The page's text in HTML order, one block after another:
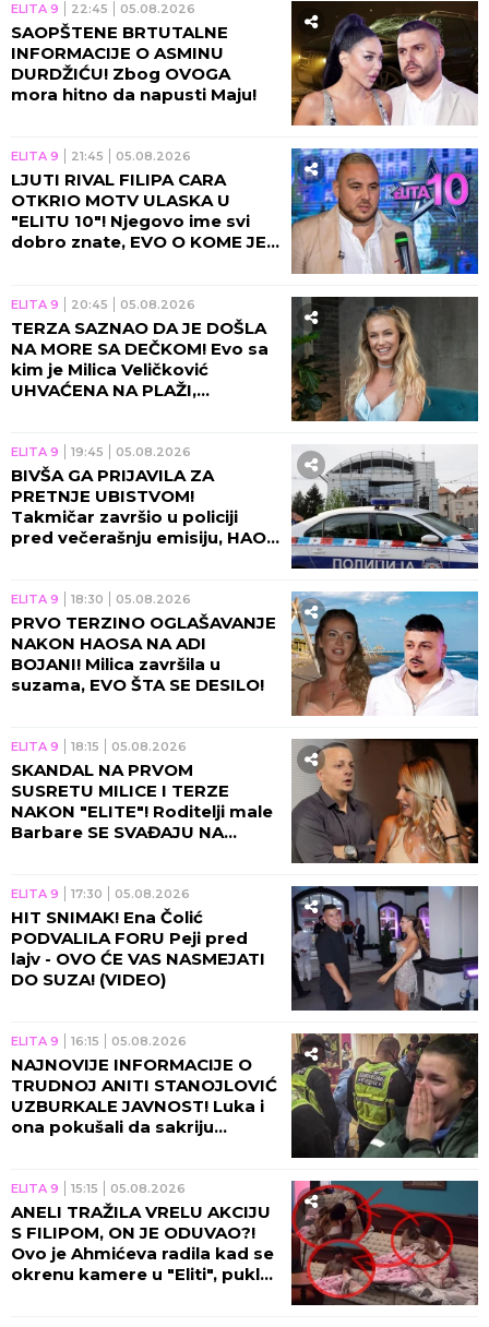
ELITA 9 22:45 05.08.2026
SAOPŠTENE BRTUTALNE
INFORMACIJE O ASMINU
DURDŽIĆU! Zbog OVOGA
mora hitno da napusti Maju!
ELITA 9 21:45 05.08.2026
LJUTI RIVAL FILIPA CARA
OTKRIO MOTV ULASKA U
"ELITU 10"! Njegovo ime svi
dobro znate, EVO O KOME JE
ELITA 9 20:45 05.08.2026
TERZA SAZNAO DA JE DOŠLA
NA MORE SA DEČKOM! Evo sa
kim je Milica Veličković
UHVAĆENA NA PLAŽI,
ELITA 9 19:45 05.08.2026
BIVŠA GA PRIJAVILA ZA
PRETNJE UBISTVOM!
Takmičar završio u policiji
pred večerašnju emisiju, HAOS
ELITA 9 18:30 05.08.2026
PRVO TERZINO OGLAŠAVANJE
NAKON HAOSA NA ADI
BOJANI! Milica završila u
suzama, EVO ŠTA SE DESILO!
ELITA 9 18:15 05.08.2026
SKANDAL NA PRVOM
SUSRETU MILICE I TERZE
NAKON "ELITE"! Roditelji male
Barbare SE SVAĐAJU NA
ELITA 9 17:30 05.08.2026
HIT SNIMAK! Ena Čolić
PODVALILA FORU Peji pred
lajv - OVO ĆE VAS NASMEJATI
DO SUZA! (VIDEO)
ELITA 9 16:15 05.08.2026
NAJNOVIJE INFORMACIJE O
TRUDNOJ ANITI STANOJLOVIĆ
UZBURKALE JAVNOST! Luka i
ona pokušali da sakriju
ELITA 9 15:15 05.08.2026
ANELI TRAŽILA VRELU AKCIJU
S FILIPOM, ON JE ODUVAO?!
Ovo je Ahmićeva radila kad se
okrenu kamere u "Eliti", pukla